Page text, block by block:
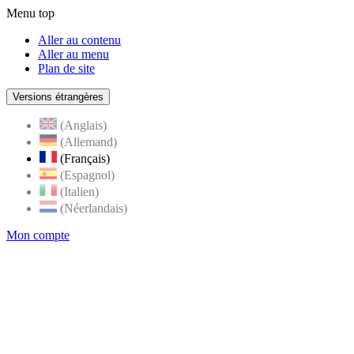
Menu top
Aller au contenu
Aller au menu
Plan de site
Versions étrangères
(Anglais)
(Allemand)
(Français)
(Espagnol)
(Italien)
(Néerlandais)
Mon compte